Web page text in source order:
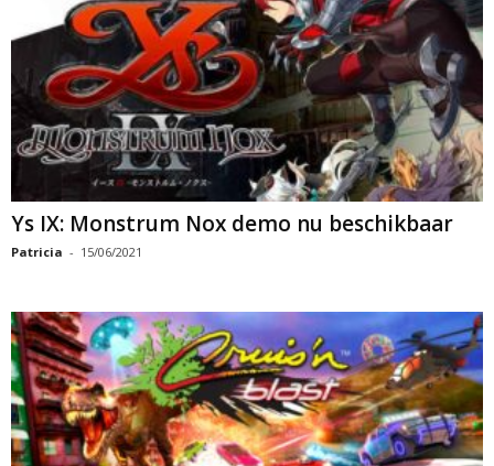
Ys IX: Monstrum Nox demo nu beschikbaar
Patricia - 15/06/2021